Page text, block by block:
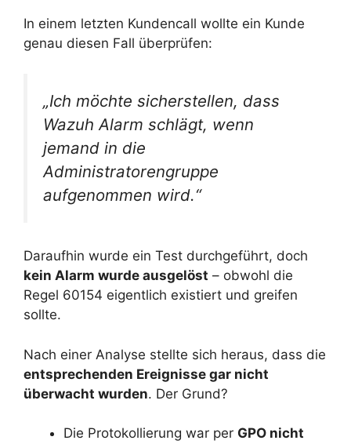
In einem letzten Kundencall wollte ein Kunde
genau diesen Fall überprüfen:
„Ich möchte sicherstellen, dass
Wazuh Alarm schlägt, wenn
jemand in die
Administratorengruppe
aufgenommen wird.“
Daraufhin wurde ein Test durchgeführt, doch
kein Alarm wurde ausgelöst – obwohl die
Regel 60154 eigentlich existiert und greifen
sollte.
Nach einer Analyse stellte sich heraus, dass die
entsprechenden Ereignisse gar nicht
überwacht wurden. Der Grund?
Die Protokollierung war per GPO nicht